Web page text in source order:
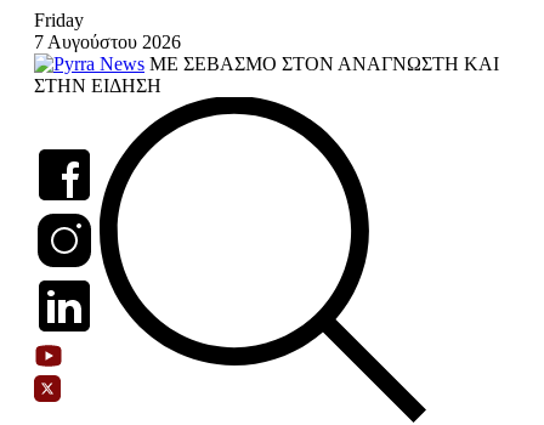
Skip
content
Friday
7 Αυγούστου 2026
ΜΕ ΣΕΒΑΣΜΟ ΣΤΟΝ ΑΝΑΓΝΩΣΤΗ ΚΑΙ
ΣΤΗΝ ΕΙΔΗΣΗ